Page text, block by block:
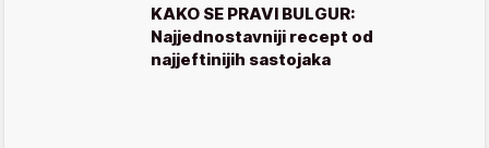
KAKO SE PRAVI BULGUR:
Najjednostavniji recept od
najjeftinijih sastojaka